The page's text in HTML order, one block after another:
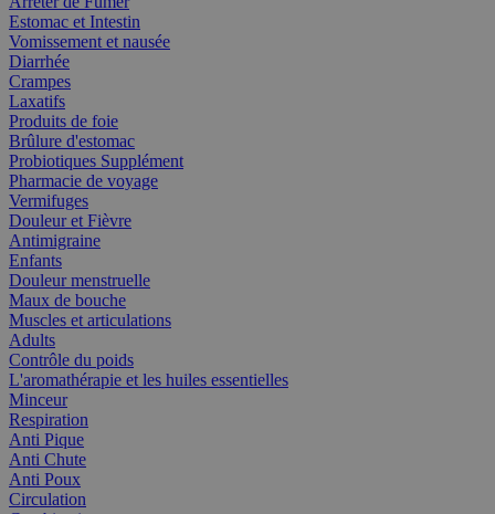
Estomac et Intestin
Vomissement et nausée
Diarrhée
Crampes
Laxatifs
Produits de foie
Brûlure d'estomac
Probiotiques Supplément
Pharmacie de voyage
Vermifuges
Douleur et Fièvre
Antimigraine
Enfants
Douleur menstruelle
Maux de bouche
Muscles et articulations
Adults
Contrôle du poids
L'aromathérapie et les huiles essentielles
Minceur
Respiration
Anti Pique
Anti Chute
Anti Poux
Circulation